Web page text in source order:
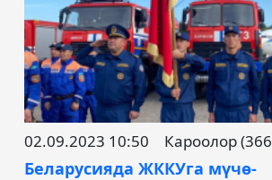
02.09.2023 10:50 Кароолор
Беларусияда ЖККУга мүчө-